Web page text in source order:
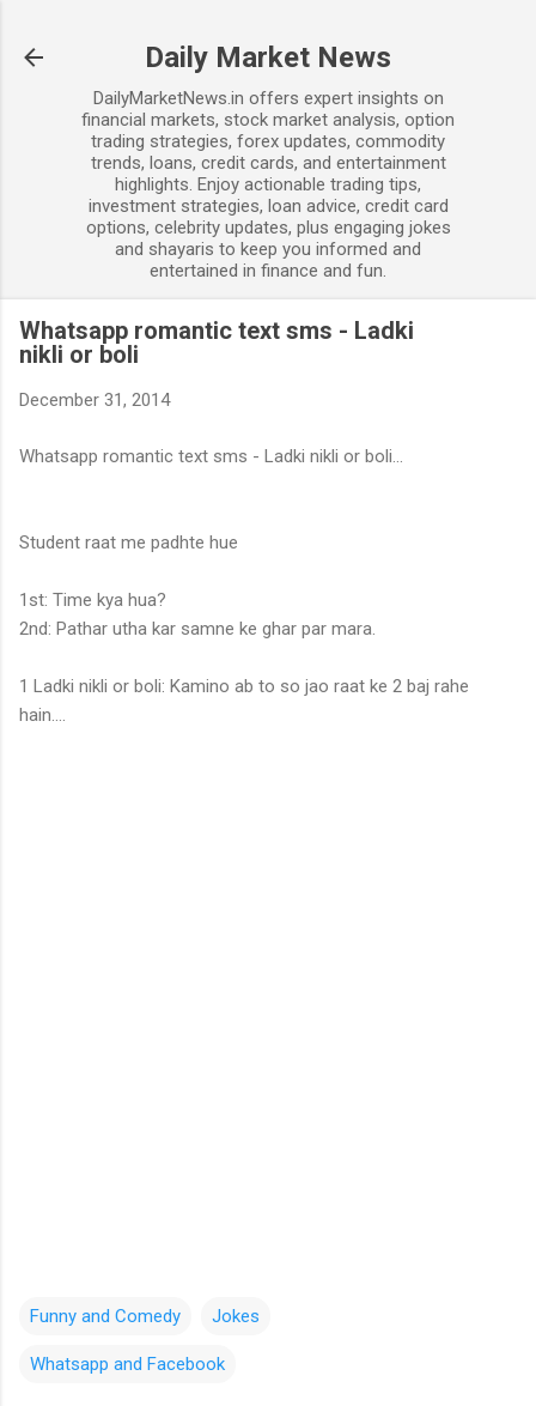
Daily Market News
DailyMarketNews.in offers expert insights on
financial markets, stock market analysis, option
trading strategies, forex updates, commodity
trends, loans, credit cards, and entertainment
highlights. Enjoy actionable trading tips,
investment strategies, loan advice, credit card
options, celebrity updates, plus engaging jokes
and shayaris to keep you informed and
entertained in finance and fun.
Whatsapp romantic text sms - Ladki
nikli or boli
December 31, 2014
Whatsapp romantic text sms - Ladki nikli or boli...
Student raat me padhte hue
1st: Time kya hua?
2nd: Pathar utha kar samne ke ghar par mara.
1 Ladki nikli or boli: Kamino ab to so jao raat ke 2 baj rahe
hain....
Funny and Comedy Jokes
Whatsapp and Facebook